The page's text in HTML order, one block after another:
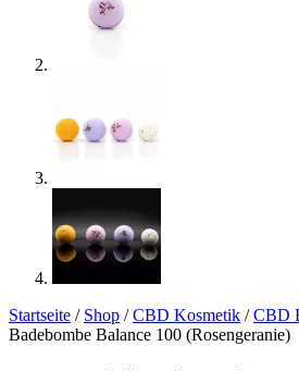
Startseite / Shop /CBD Kosmetik /CBD
Badebombe Balance 100 (Rosengeranie)